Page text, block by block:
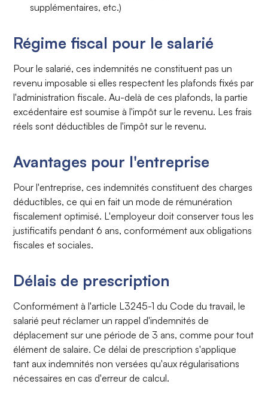
supplémentaires, etc.)
Régime fiscal pour le salarié
Pour le salarié, ces indemnités ne constituent pas un
revenu imposable si elles respectent les plafonds fixés par
l'administration fiscale. Au-delà de ces plafonds, la partie
excédentaire est soumise à l'impôt sur le revenu. Les frais
réels sont déductibles de l'impôt sur le revenu.
Avantages pour l'entreprise
Pour l'entreprise, ces indemnités constituent des charges
déductibles, ce qui en fait un mode de rémunération
fiscalement optimisé. L'employeur doit conserver tous les
justificatifs pendant 6 ans, conformément aux obligations
fiscales et sociales.
Délais de prescription
Conformément à l'article L3245-1 du Code du travail, le
salarié peut réclamer un rappel d'indemnités de
déplacement sur une période de 3 ans, comme pour tout
élément de salaire. Ce délai de prescription s'applique
tant aux indemnités non versées qu'aux régularisations
nécessaires en cas d'erreur de calcul.